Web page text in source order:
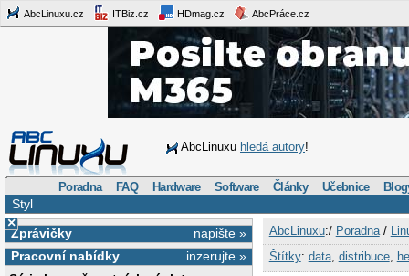
AbcLinuxu.cz ITBiz.cz HDmag.cz AbcPráce.cz
AbcLinuxu hledá autory!
Poradna FAQ Hardware Software Články Učebnice
Styl
×
napište »
Zprávičky
inzerujte »
Pracovní nabídky
AbcLinuxu:/ Poradna/
Štítky: data, distribuce,